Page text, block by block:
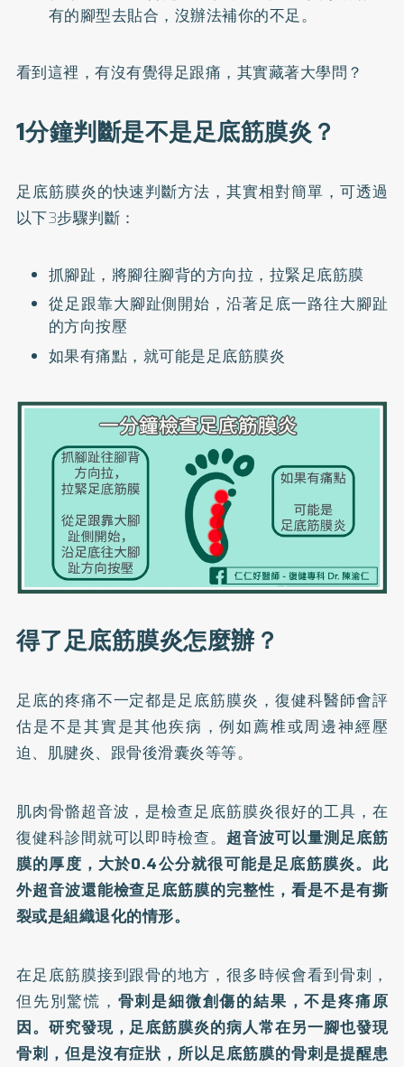
有的腳型去貼合，沒辦法補你的不足。
看到這裡，有沒有覺得足跟痛，其實藏著大學問？
1分鐘判斷是不是足底筋膜炎？
足底筋膜炎的快速判斷方法，其實相對簡單，可透過
以下3步驟判斷：
抓腳趾，將腳往腳背的方向拉，拉緊足底筋膜
從足跟靠大腳趾側開始，沿著足底一路往大腳趾
的方向按壓
如果有痛點，就可能是足底筋膜炎
得了足底筋膜炎怎麼辦？
足底的疼痛不一定都是足底筋膜炎，復健科醫師會評
估是不是其實是其他疾病，例如薦椎或周邊神經壓
迫、肌腱炎、跟骨後滑囊炎等等。
肌肉骨骼超音波，是檢查足底筋膜炎很好的工具，在
復健科診間就可以即時檢查。超音波可以量測足底筋
膜的厚度，大於0.4公分就很可能是足底筋膜炎。此
外超音波還能檢查足底筋膜的完整性，看是不是有撕
裂或是組織退化的情形。
在足底筋膜接到跟骨的地方，很多時候會看到骨刺，
但先別驚慌， 骨刺是細微創傷的結果，不是疼痛原
因。研究發現，足底筋膜炎的病人常在另一腳也發現
骨刺，但是沒有症狀，所以足底筋膜的骨刺是提醒患